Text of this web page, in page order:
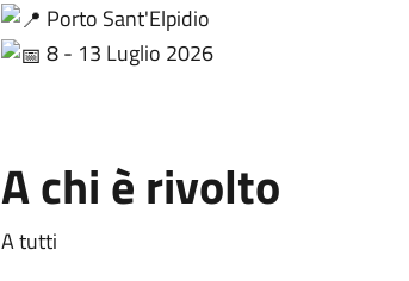
Porto Sant'Elpidio
8 - 13 Luglio 2026
A chi è rivolto
A tutti